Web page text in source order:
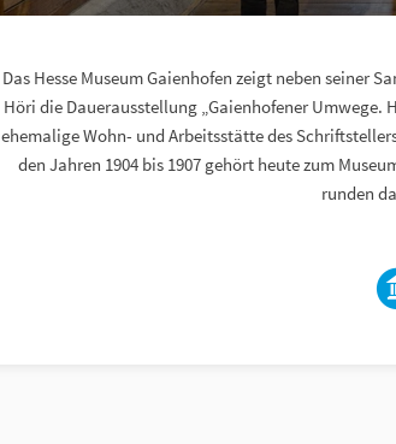
Das Hesse Museum Gaienhofen zeigt neben seiner
Höri die Dauerausstellung „Gaienhofener Umwege.
ehemalige Wohn- und Arbeitsstätte des
den Jahren 1904 bis 1907 gehört heute zum
runden